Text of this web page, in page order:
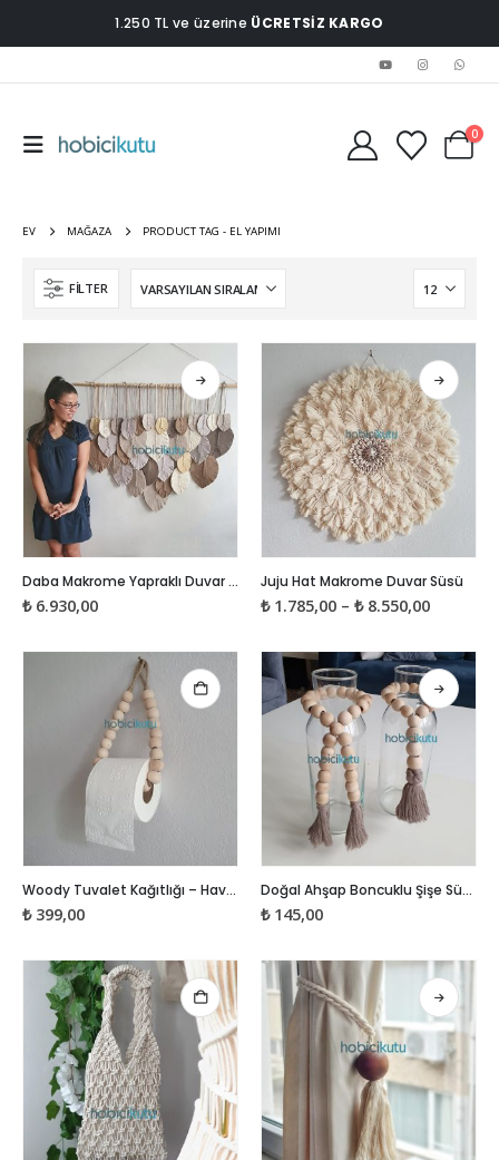
1.250 TL ve üzerine ÜCRETSİZ KARGO
0
EV MAĞAZA PRODUCT TAG - EL YAPIMI
FILTER
ürünün
birden
sayfasından
seçilebilir
Daba Makrome Yapraklı Duvar Süsü
₺6.930,00
ürünün
birden
varyasyonu
var.
Seçenekler
sayfasından
seçilebilir
Juju Hat Makrome Duvar Süsü
₺1.785,00 – ₺8.550,00Fiyat
-
₺
Woody Tuvalet Kağıtlığı – Havlu Askısı
₺399,00
ürünün
birden
varyasyonu
var.
Seçenekler
ürün
sayfasından
seçilebilir
Doğal Ahşap Boncuklu Şişe Süsü – ST2021
₺145,00